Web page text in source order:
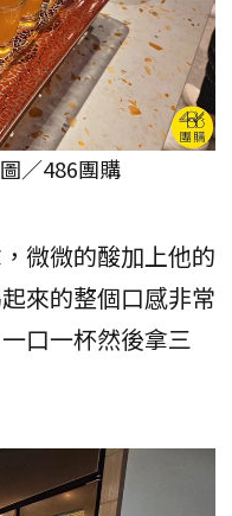
／486團購
微微的酸加上他的
來的整個口感非常
口一杯然後拿三